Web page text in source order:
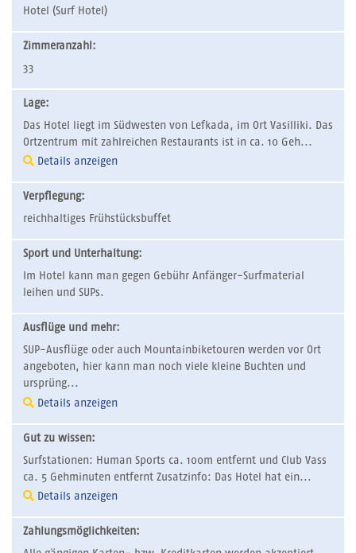
Hotel (Surf Hotel)
Zimmeranzahl:
33
Lage:
Das Hotel liegt im Südwesten von Lefkada, im Ort Vasilliki. Das
Ortzentrum mit zahlreichen Restaurants ist in ca. 10 Geh...
Details anzeigen
Verpflegung:
reichhaltiges Frühstücksbuffet
Sport und Unterhaltung:
Im Hotel kann man gegen Gebühr Anfänger-Surfmaterial
leihen und SUPs.
Ausflüge und mehr:
SUP-Ausflüge oder auch Mountainbiketouren werden vor Ort
angeboten, hier kann man noch viele kleine Buchten und
ursprüng...
Details anzeigen
Gut zu wissen:
Surfstationen: Human Sports ca. 100m entfernt und Club Vass
ca. 5 Gehminuten entfernt Zusatzinfo: Das Hotel hat ein...
Details anzeigen
Zahlungsmöglichkeiten: